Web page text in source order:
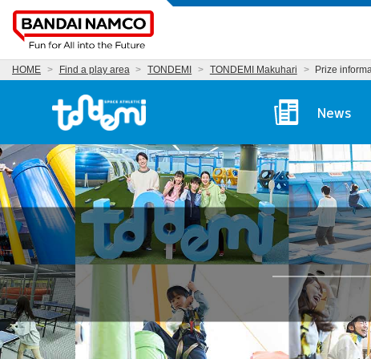
HOME Find a play area TONDEMI TONDEMI Makuhari Prize
Tondemi Makuhari Main
News